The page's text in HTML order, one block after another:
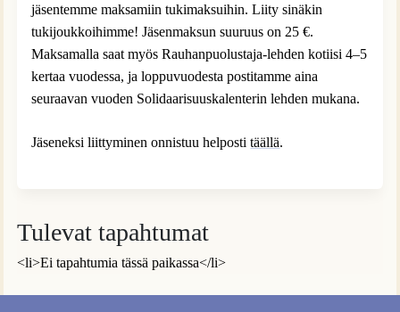
jäsentemme maksamiin tukimaksuihin. Liity sinäkin
tukijoukkoihimme! Jäsenmaksun suuruus on 25 €.
Maksamalla saat myös Rauhanpuolustaja-lehden kotiisi 4–5
kertaa vuodessa, ja loppuvuodesta postitamme aina
seuraavan vuoden Solidaarisuuskalenterin lehden mukana.
Jäseneksi liittyminen onnistuu helpostitäällä.
Tulevat tapahtumat
<li>Ei tapahtumia tässä paikassa</li>